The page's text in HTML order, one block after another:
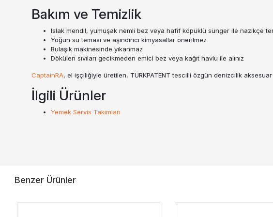
Bakım ve Temizlik
Islak mendil, yumuşak nemli bez veya hafif köpüklü sünger ile nazikçe
Yoğun su teması ve aşındırıcı kimyasallar önerilmez
Bulaşık makinesinde yıkanmaz
Dökülen sıvıları gecikmeden emici bez veya kağıt havlu ile alınız
CaptainRA, el işçiliğiyle üretilen, TÜRKPATENT tescilli özgün denizcilik
İlgili Ürünler
Yemek Servis Takımları
Benzer Ürünler